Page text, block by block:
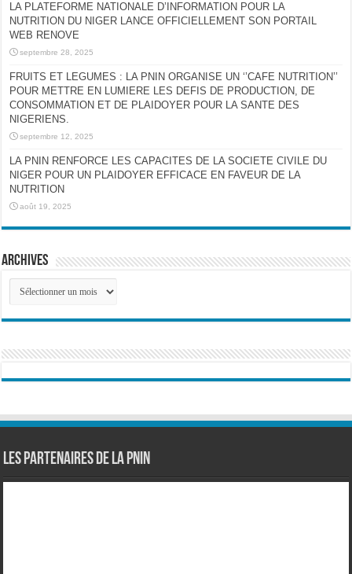
LA PLATEFORME NATIONALE D’INFORMATION POUR LA
NUTRITION DU NIGER LANCE OFFICIELLEMENT SON PORTAIL
WEB RENOVE
septembre 28, 2025
FRUITS ET LEGUMES : LA PNIN ORGANISE UN ‘’CAFE NUTRITION’’
POUR METTRE EN LUMIERE LES DEFIS DE PRODUCTION, DE
CONSOMMATION ET DE PLAIDOYER POUR LA SANTE DES
NIGERIENS.
septembre 12, 2025
LA PNIN RENFORCE LES CAPACITES DE LA SOCIETE CIVILE DU
NIGER POUR UN PLAIDOYER EFFICACE EN FAVEUR DE LA
NUTRITION
août 19, 2025
Archives
Archives
Les partenaires de la PNIN